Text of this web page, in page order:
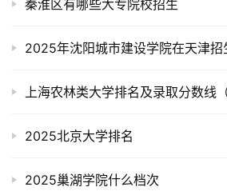
秦淮区有哪些大专院校招生
2025年沈阳城市建设学院在天津招
上海农林类大学排名及录取分数线
2025北京大学排名
2025巢湖学院什么档次